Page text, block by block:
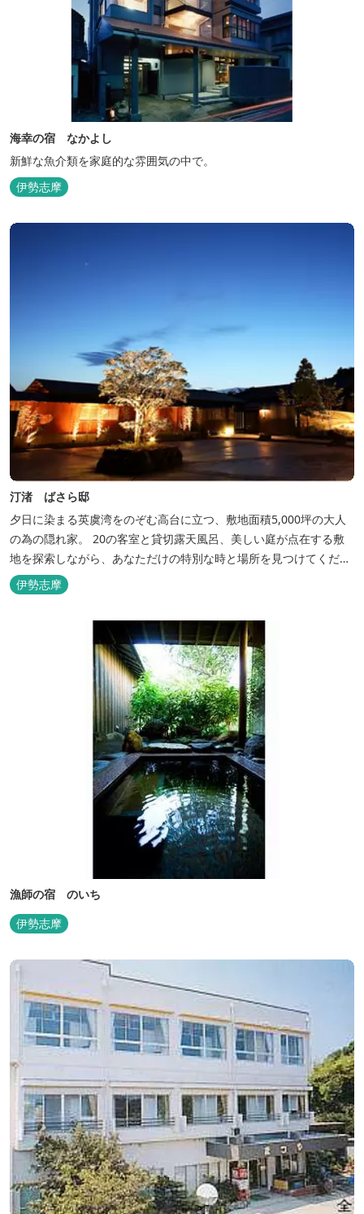
海幸の宿 なかよし
新鮮な魚介類を家庭的な雰囲気の中で。
伊勢志摩
汀渚 ばさら邸
夕日に染まる英虞湾をのぞむ高台に立つ、敷地面積5,000坪の大人
の為の隠れ家。 20の客室と貸切露天風呂、美しい庭が点在する敷
地を探索しながら、あなただけの特別な時と場所を見つけてくださ
い。
伊勢志摩
漁師の宿 のいち
伊勢志摩